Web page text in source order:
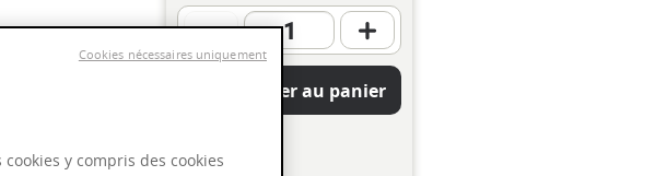
Ajouter au panier
y compris des cookies
Cookies nécessaires uniquement